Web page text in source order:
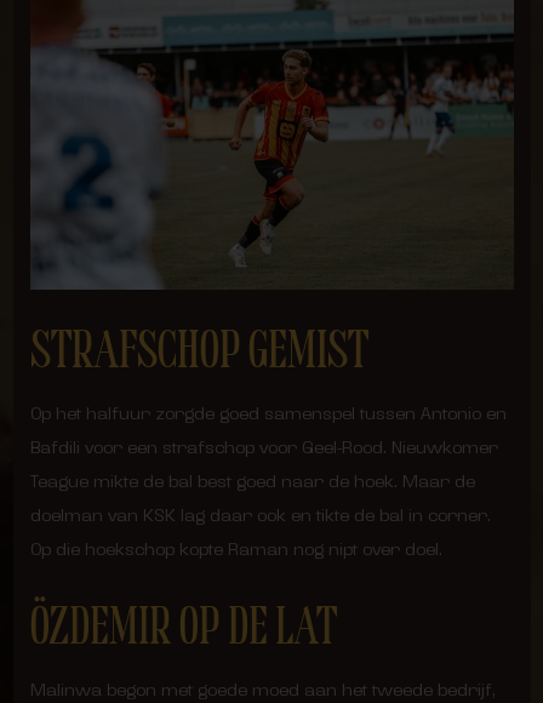
STRAFSCHOP GEMIST
Op het halfuur zorgde goed samenspel tussen Antonio en
Bafdili voor een strafschop voor Geel-Rood. Nieuwkomer
Teague mikte de bal best goed naar de hoek. Maar de
doelman van KSK lag daar ook en tikte de bal in corner.
Op die hoekschop kopte Raman nog nipt over doel.
ÖZDEMIR OP DE LAT
Malinwa begon met goede moed aan het tweede bedrijf,